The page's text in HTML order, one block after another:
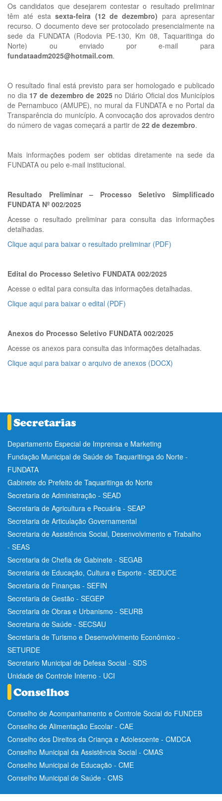
Os candidatos que desejarem contestar o resultado preliminar
têm até estasexta-feira (12 de dezembro) para apresentar
recurso. O documento deve ser protocolado presencialmente na
sede da FUNDATA (Rodovia PE-130, Km 08, Taquaritinga do
Norte) ou enviado por e-mail para
fundataadm2025@hotmail.com.
O resultado final está previsto para ser homologado e publicado
no dia 17 de dezembro de 2025no Diário Oficial dos Municípios
de Pernambuco (AMUPE), no mural da FUNDATA e no Portal da
Transparência do município. A convocação dos aprovados dentro
do número de vagas começará a partir de 22 de dezembro.
Mais informações podem ser obtidas diretamente na sede da
FUNDATA ou pelo e-mail institucional.
Resultado Preliminar – Processo Seletivo Simplificado
FUNDATA Nº 002/2025
Acesse o resultado preliminar para consulta das informações
detalhadas.
Clique aqui para baixar o resultado preliminar (PDF)
Edital do Processo Seletivo FUNDATA 002/2025
Acesse o edital para consulta das informações detalhadas.
Clique aqui para baixar o edital (PDF)
Anexos do Processo Seletivo FUNDATA 002/2025
Acesse os anexos para consulta das informações detalhadas.
Clique aqui para baixar o arquivo de anexos (DOCX)
Departamento Especial de Imprensa e Marketing
Fundação Municipal de Saúde de Taquaritinga do Norte -
FUNDATA
Gabinete do Prefeito de Taquaritinga do Norte
Secretaria de Administração - SEAD
Secretaria de Agricultura e Pecuária - SEAP
Secretaria de Articulação Governamental
Secretaria de Assistência Social, Desenvolvimento e Trabalho
- SEAS
Secretaria de Chefia de Gabinete - SEGAB
Secretaria de Educação, Cultura e Esporte - SEDUCE
Secretaria de Finanças - SEFIN
Secretaria de Gestão - SEGEP
Secretaria de Obras e Urbanismo - SEURB
Secretaria de Saúde - SECSAU
Secretaria de Turismo e Desenvolvimento Econômico -
SETURDE
Secretario Municipal de Defesa Social - SDS
Unidade de Controle Interno - UCI
Conselho de Acompanhamento e Controle Social do FUNDEB
Conselho de Alimentação Escolar - CAE
Conselho dos Direitos da Criança e Adolescente - CMDCA
Conselho Municipal da Assistência Social - CMAS
Conselho Municipal de Educação - CME
Conselho Municipal de Saúde - CMS